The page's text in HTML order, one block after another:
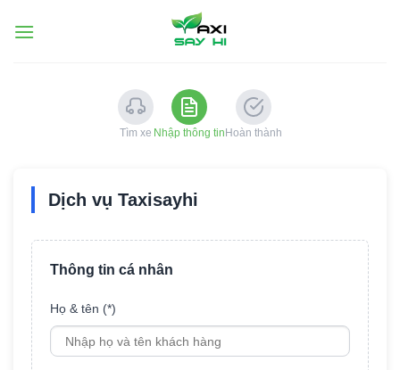
đến
Tìm xe Nhập thông tin Hoàn thành
Dịch vụ Taxisayhi
Thông tin cá nhân
Họ & tên (*)